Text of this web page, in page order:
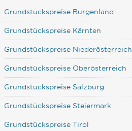
Grundstückspreise Burgenland
Grundstückspreise Kärnten
Grundstückspreise Niederösterreich
Grundstückspreise Oberösterreich
Grundstückspreise Salzburg
Grundstückspreise Steiermark
Grundstückspreise Tirol